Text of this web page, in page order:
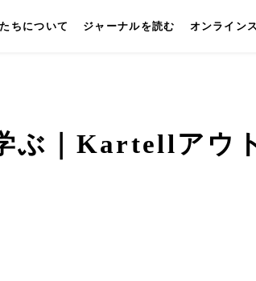
ちについて ジャーナルを読む オンライン
ぶ｜Kartellアウ